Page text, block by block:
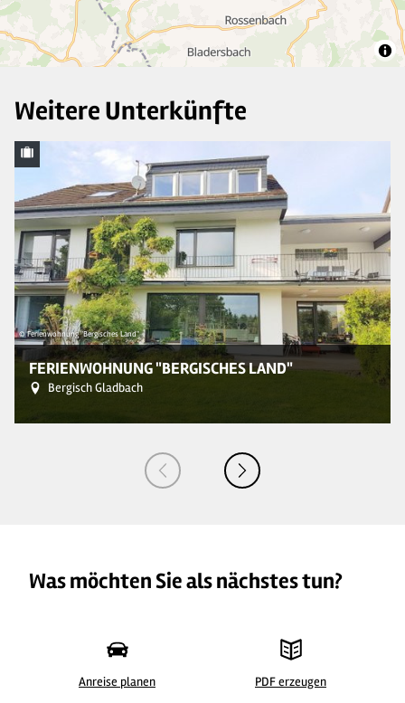
Weitere Unterkünfte
© Ferienwohnung "Bergisches Land"
FERIENWOHNUNG "BERGISCHES LAND"
Bergisch Gladbach
Was möchten Sie als nächstes tun?
Anreise planen PDF erzeugen